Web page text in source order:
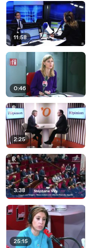
11:58
0:46
2:25
3:38
25:15